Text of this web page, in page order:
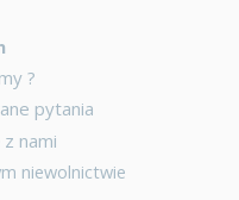
?
pytania
nami
niewolnictwie